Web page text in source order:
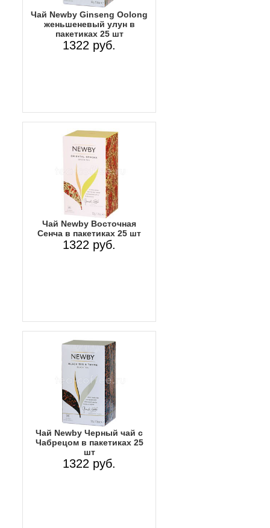
Чай Newby Ginseng Oolong
женьшеневый улун в
пакетиках 25 шт
1322 руб.
Чай Newby Восточная
Сенча в пакетиках 25 шт
1322 руб.
Чай Newby Черный чай с
Чабрецом в пакетиках 25
шт
1322 руб.